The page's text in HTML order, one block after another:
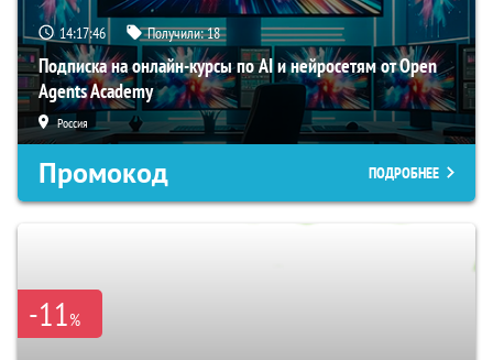
14:17:45 Получили:18
Подписка на онлайн-курсы по AI и нейросетям от Open
Agents Academy
Россия
Промокод ПОДРОБНЕЕ
-11%